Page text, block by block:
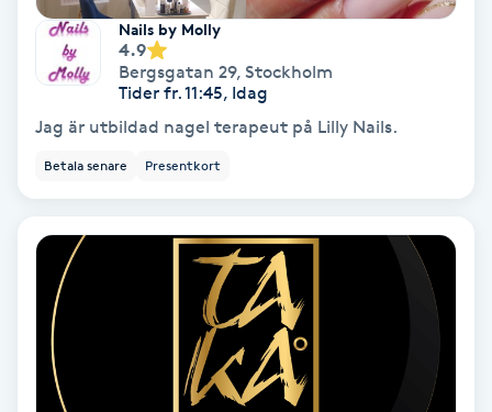
Fransk manikyr
Fransrengöring
Frekvensterapi
Friskvård
Friskvårdsmassage
Frisör
Funktionsanalys
Nails by Molly
4.9
Bergsgatan 29, Stockholm
Tider fr. 11:45, Idag
Jag är utbildad nagel terapeut på Lilly Nails.
Betala senare Presentkort